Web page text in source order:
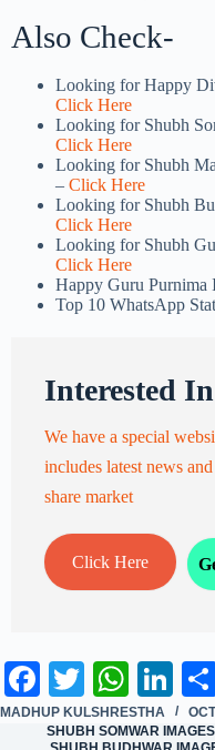
Also Check-
Looking for Happy
Click Here
Looking for Shubh
Click Here
Looking for Shubh
– Click Here
Looking for Shubh
Click Here
Looking for Shubh
Click Here
Happy Guru Purnima
Top 10 WhatsApp
Interested
We have a special
includes latest news
share market
Click Here
Fa
ce
T
wi
W
ha
Li
nk
MADHUP KULSHRESTHA
SHUBH SOMWAR IMAGES